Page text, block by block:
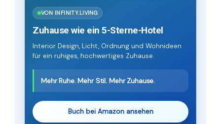
VON INFINITY.LIVING
Zuhause wie ein 5-Sterne-Hotel
Interior Design, Licht, Ordnung und Wohnideen
für ein ruhiges, hochwertiges Zuhause.
Mehr Ruhe. Mehr Stil. Mehr Zuhause.
Buch bei Amazon ansehen